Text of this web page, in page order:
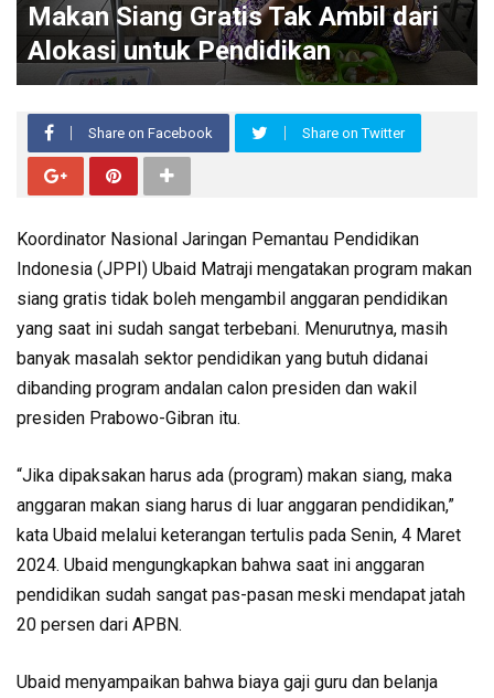
Makan Siang Gratis Tak Ambil dari
Alokasi untuk Pendidikan
Share on Facebook Share on Twitter
Koordinator Nasional Jaringan Pemantau Pendidikan
Indonesia (JPPI) Ubaid Matraji mengatakan program makan
siang gratis tidak boleh mengambil anggaran pendidikan
yang saat ini sudah sangat terbebani. Menurutnya, masih
banyak masalah sektor pendidikan yang butuh didanai
dibanding program andalan calon presiden dan wakil
presiden Prabowo-Gibran itu.
“Jika dipaksakan harus ada (program) makan siang, maka
anggaran makan siang harus di luar anggaran pendidikan,”
kata Ubaid melalui keterangan tertulis pada Senin, 4 Maret
2024. Ubaid mengungkapkan bahwa saat ini anggaran
pendidikan sudah sangat pas-pasan meski mendapat jatah
20 persen dari APBN.
Ubaid menyampaikan bahwa biaya gaji guru dan belanja